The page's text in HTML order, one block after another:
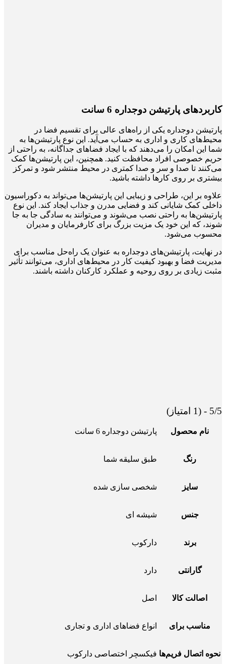
کاربردهای پارتیشن دوجداره 6 سانت
پارتیشن دوجداره یکی از راه‌های عالی برای تقسیم فضا در
محیط‌های کاری و اداری به حساب می‌آید. این نوع پارتیشن‌ها به
شما این امکان را می‌دهند که با ایجاد فضاهای جداگانه، به راحتی از
حریم خصوصی افراد محافظت کنید. همچنین، این پارتیشن‌ها کمک
می‌کنند تا صدا و سر و صدا کمتری در محیط منتشر شود و تمرکز
بیشتری بر روی کارها داشته باشید.
علاوه بر این، طراحی و زیبایی این پارتیشن‌ها می‌تواند به دکوراسیون
داخلی کمک شایانی کند و فضایی مدرن و جذاب ایجاد کند. این نوع
پارتیشن‌ها به راحتی نصب می‌شوند و می‌توانند به سادگی جا به جا
شوند، که این خود یک مزیت بزرگ برای کارفرمایان و مدیران
محسوب می‌شود.
در نهایت، پارتیشن‌های دوجداره به عنوان یک راه‌حل مناسب برای
مدیریت فضا و بهبود کیفیت کار در محیط‌های اداری، می‌توانند تأثیر
مثبت زیادی بر روی روحیه و عملکرد کارکنان داشته باشند.
5/5 - (1 امتیاز)
نام محصول پارتیشن دوجداره 6 سانت
رنگ طبق سلیقه شما
سایز شخصی سازی شده
جنس شیشه ای
برند دارکوب
گارانتی دارد
اصالت کالا اصل
مناسب برای انواع فضاهای اداری و تجاری
نحوه اتصال فریم‌ها فیکسچر اختصاصی دارکوب